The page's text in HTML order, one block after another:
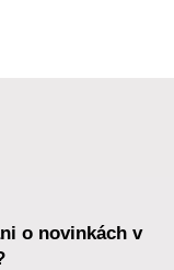
o novinkách v